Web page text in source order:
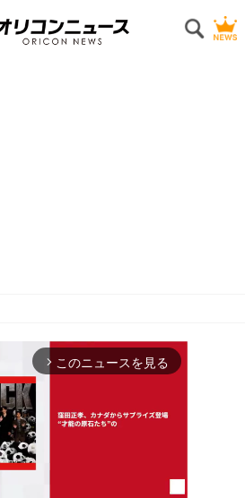
arrow_forward_ios このニュースを見る